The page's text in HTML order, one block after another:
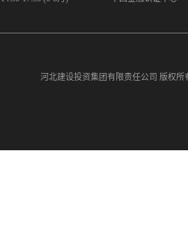
河北建设投资集团有限责任公司 版权所